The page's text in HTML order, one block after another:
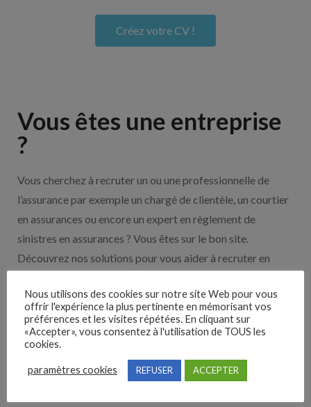
Créez votre CV !
Vous êtes une entreprise
?
Vous cherchez à recruter un ou une professionnelle de
l’assurance par exemple un chargé de clientèle, un courtier
en assurances ou encore un expert en règlement de
sinistres en assurances ? Vous êtes sur le bon site.
Découvrez nos solutions pour vous aider à recruter en
Nos solutions entreprises
Découvrez nos partenaires ! Moteurs de recherches,
multidiffuseurs, sites payant… nombreux sont nos
Nous utilisons des cookies sur notre site Web pour vous
offrir l'expérience la plus pertinente en mémorisant vos
préférences et les visites répétées. En cliquant sur
«Accepter», vous consentez à l'utilisation de TOUS les
cookies.
paramètres cookies REFUSER ACCEPTER